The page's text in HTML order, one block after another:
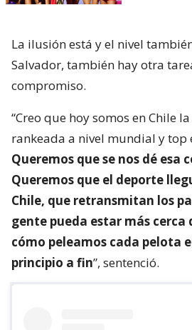
La ilusión está y el nivel
Salvador, también hay otra
compromiso.
“Creo que hoy somos en Chile
rankeada a nivel mundial y top
Queremos que se nos dé esa
Queremos que el deporte
Chile, que retransmitan los
gente pueda estar más cerca
cómo peleamos cada pelota
principio a fin”, sentenció.